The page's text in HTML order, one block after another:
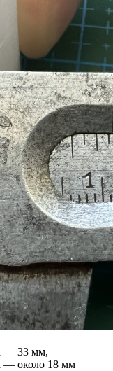
— 33 мм,
— около 18 мм